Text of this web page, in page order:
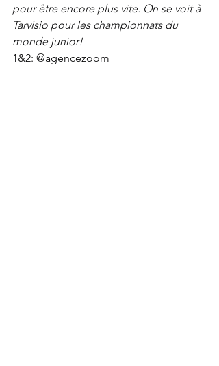
pour être encore plus vite. On se voit à
Tarvisio pour les championnats du
monde junior!
1&2: @agencezoom